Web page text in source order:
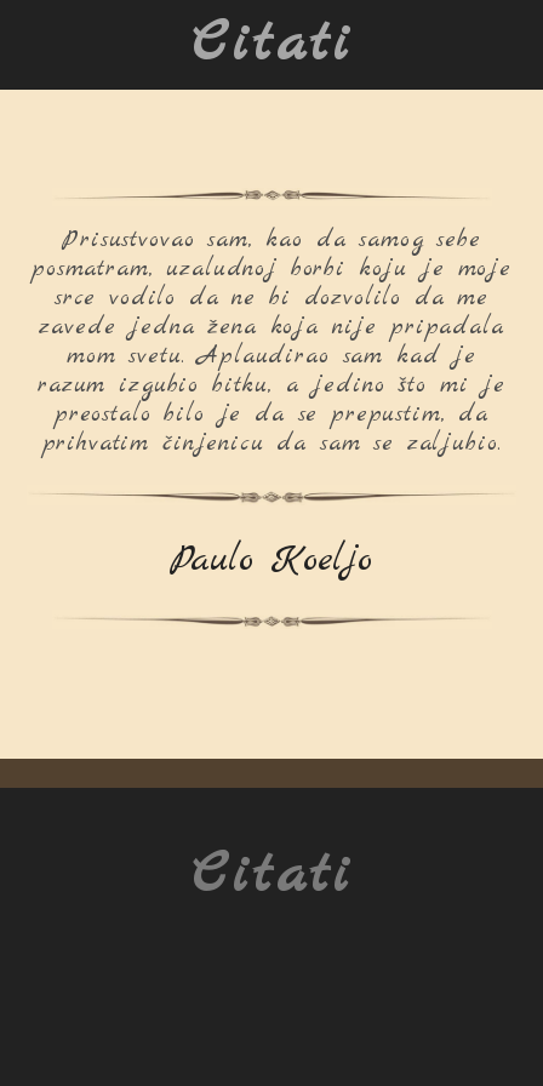
Citati
Prisustvovao sam, kao da samog sebe
posmatram, uzaludnoj borbi koju je moje
srce vodilo da ne bi dozvolilo da me
zavede jedna žena koja nije pripadala
mom svetu. Aplaudirao sam kad je
razum izgubio bitku, a jedino što mi je
preostalo bilo je da se prepustim, da
prihvatim činjenicu da sam se zaljubio.
Paulo Koeljo
Citati